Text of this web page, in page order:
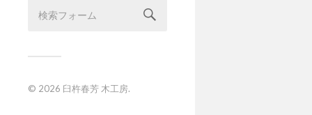
© 2026 臼杵春芳 木工房.